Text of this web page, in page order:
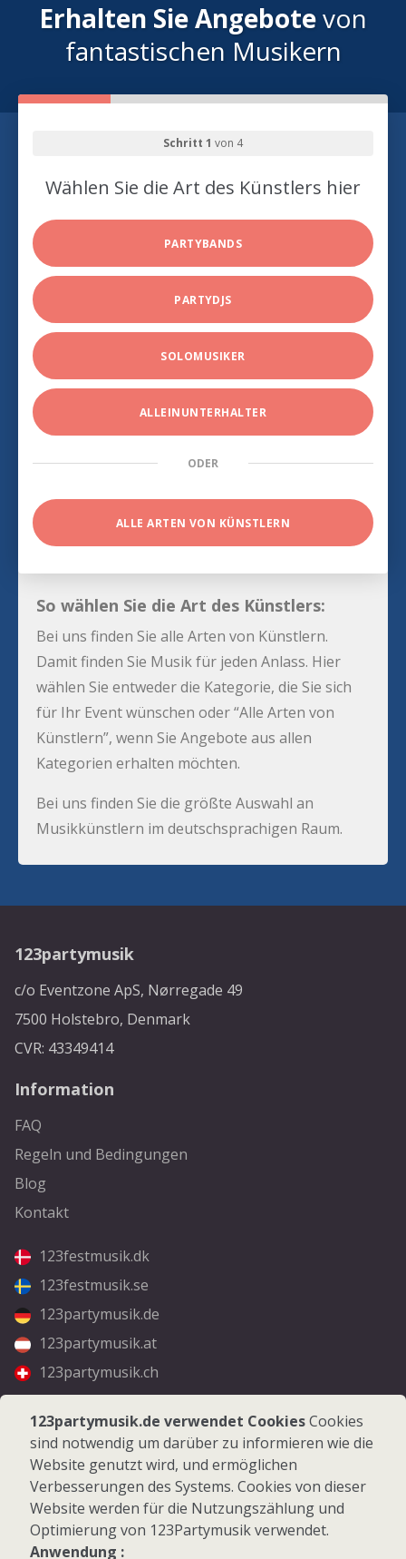
Erhalten Sie Angebotevon
fantastischen Musikern
Schritt 1 von 4
Wählen Sie die Art des Künstlers hier
PARTYBANDS
PARTYDJS
SOLOMUSIKER
ALLEINUNTERHALTER
ODER
ALLE ARTEN VON KÜNSTLERN
So wählen Sie die Art des Künstlers:
Bei uns finden Sie alle Arten von Künstlern.
Damit finden Sie Musik für jeden Anlass. Hier
wählen Sie entweder die Kategorie, die Sie sich
für Ihr Event wünschen oder “Alle Arten von
Künstlern”, wenn Sie Angebote aus allen
Kategorien erhalten möchten.
Bei uns finden Sie die größte Auswahl an
Musikkünstlern im deutschsprachigen Raum.
123partymusik
c/o Eventzone ApS, Nørregade 49
7500 Holstebro, Denmark
CVR: 43349414
Information
FAQ
Regeln und Bedingungen
Blog
Kontakt
123festmusik.dk
123festmusik.se
123partymusik.de
123partymusik.at
123partymusik.ch
Folgen Sie uns
Facebook
Instagram
123partymusik.de verwendet CookiesCookies
sind notwendig um darüber zu informieren wie die
Website genutzt wird, und ermöglichen
Verbesserungen des Systems. Cookies von dieser
Website werden für die Nutzungszählung und
Optimierung von 123Partymusik verwendet.
Anwendung :